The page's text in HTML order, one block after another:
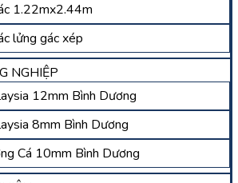
1.22mx2.44m
lửng gác xép
NGHIỆP
12mm Bình Dương
8mm Bình Dương
Cá 10mm Bình Dương